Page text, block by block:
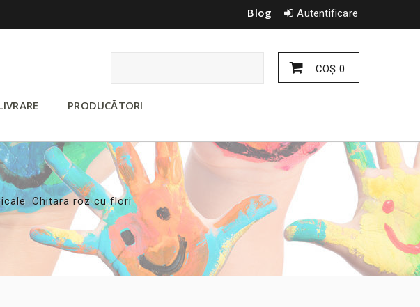
Autentificare
Blog
COŞ 0
PRODUCĂTORI
>
Chitara roz cu flori